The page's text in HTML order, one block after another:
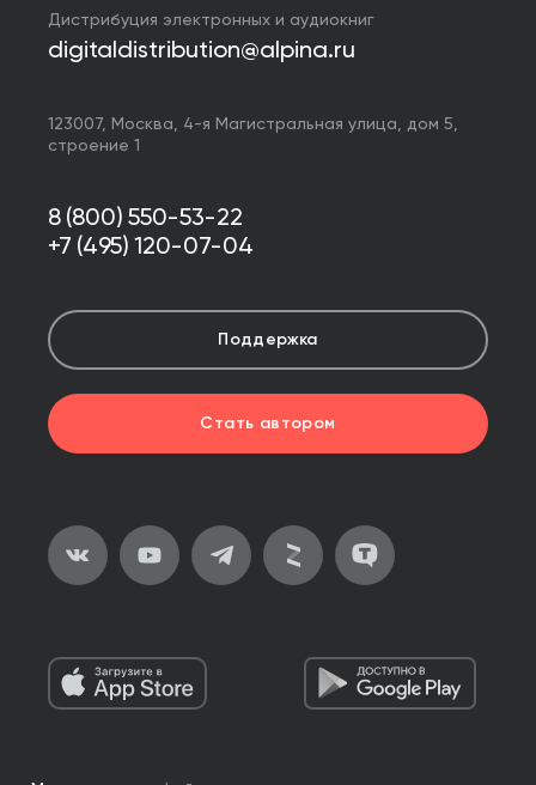
Дистрибуция электронных и аудиокниг
digitaldistribution@alpina.ru
123007, Москва, 4-я Магистральная улица, дом 5,
строение 1
8 (800) 550-53-22
+7 (495) 120-07-04
Поддержка
Стать автором